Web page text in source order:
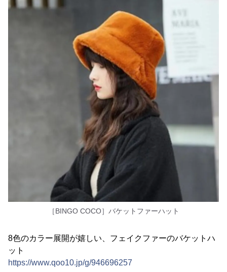
［BINGO COCO］バケットファーハット
8色のカラー展開が嬉しい、フェイクファーのバケットハ
ット
https://www.qoo10.jp/g/946696257